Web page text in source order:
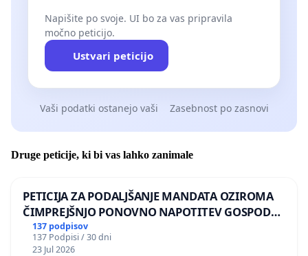
Napišite po svoje. UI bo za vas pripravila
močno peticijo.
Ustvari peticijo
Vaši podatki ostanejo vaši Zasebnost po zasnovi
Druge peticije, ki bi vas lahko zanimale
PETICIJA ZA PODALJŠANJE MANDATA OZIROMA
ČIMPREJŠNJO PONOVNO NAPOTITEV GOSPODA
BERNARDA ŠRAJNERJA NA VELEPOSLANIŠTVO
REPUBLIKE SLOVENIJE V MOSKVI
137 podpisov
137 Podpisi / 30 dni
23 Jul 2026